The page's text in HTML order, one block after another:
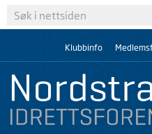
Klubbinfo